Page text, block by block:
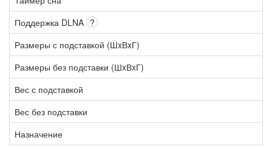
Поддержка DLNA ?
Размеры с подставкой (ШxВxГ)
Размеры без подставки (ШxВxГ)
Вес с подставкой
Вес без подставки
Назначение